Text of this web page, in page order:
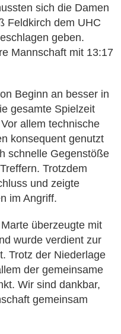
sich die Damen
Feldkirch dem UHC
geben.
Mannschaft mit 13:17
Beginn an besser in
gesamte Spielzeit
allem technische
konsequent genutzt
schnelle Gegenstöße
Trotzdem
und zeigte
im Angriff.
überzeugte mit
wurde verdient zur
Trotz der Niederlage
der gemeinsame
Wir sind dankbar,
gemeinsam